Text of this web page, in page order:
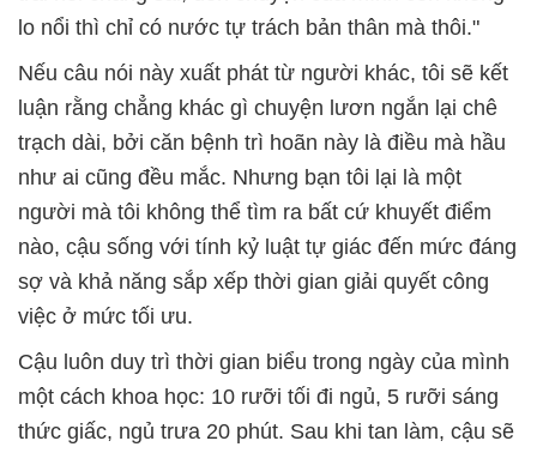
lo nổi thì chỉ có nước tự trách bản thân mà thôi."
Nếu câu nói này xuất phát từ người khác, tôi sẽ kết
luận rằng chẳng khác gì chuyện lươn ngắn lại chê
trạch dài, bởi căn bệnh trì hoãn này là điều mà hầu
như ai cũng đều mắc. Nhưng bạn tôi lại là một
người mà tôi không thể tìm ra bất cứ khuyết điểm
nào, cậu sống với tính kỷ luật tự giác đến mức đáng
sợ và khả năng sắp xếp thời gian giải quyết công
việc ở mức tối ưu.
Cậu luôn duy trì thời gian biểu trong ngày của mình
một cách khoa học: 10 rưỡi tối đi ngủ, 5 rưỡi sáng
thức giấc, ngủ trưa 20 phút. Sau khi tan làm, cậu sẽ